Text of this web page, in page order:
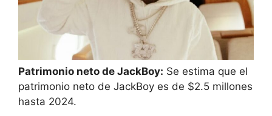
Patrimonio neto de JackBoy: Se estima que el
patrimonio neto de JackBoy es de $2.5 millones
hasta 2024.